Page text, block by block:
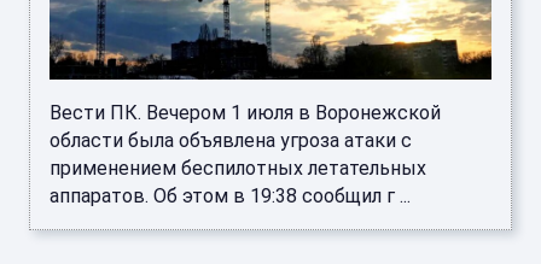
Вести ПК. Вечером 1 июля в Воронежской
области была объявлена угроза атаки с
применением беспилотных летательных
аппаратов. Об этом в 19:38 сообщил г ...